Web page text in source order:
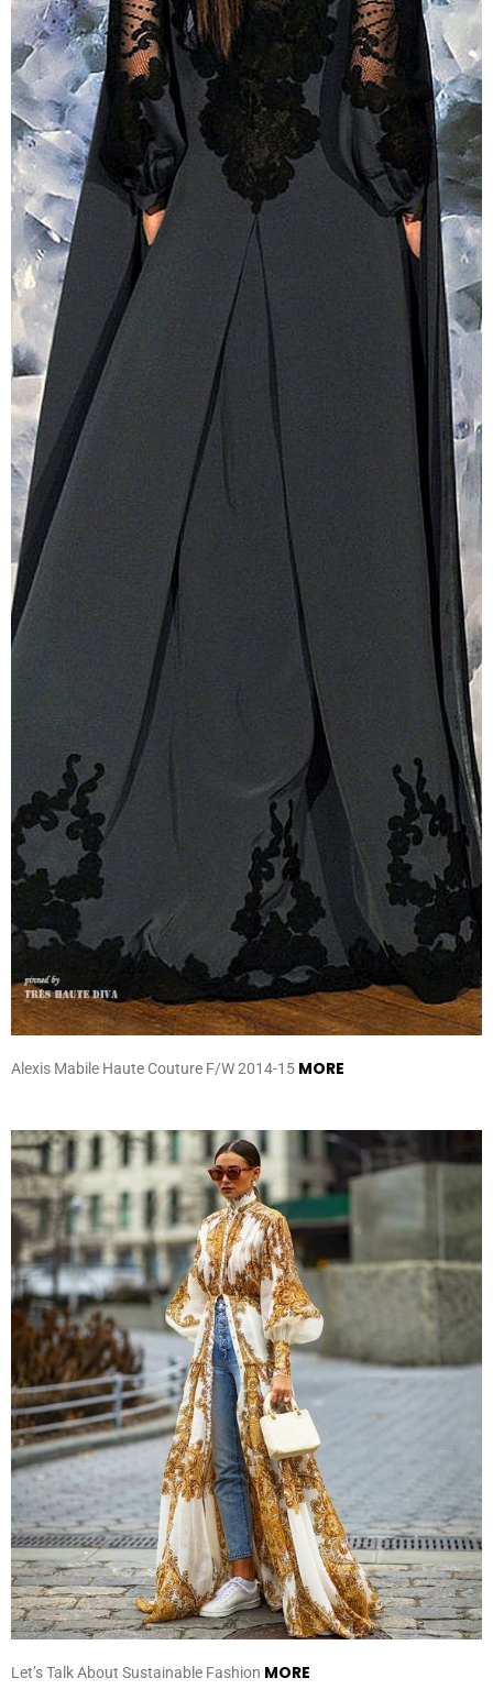
Alexis Mabile Haute Couture F/W 2014-15 MORE
Let’s Talk About Sustainable Fashion MORE